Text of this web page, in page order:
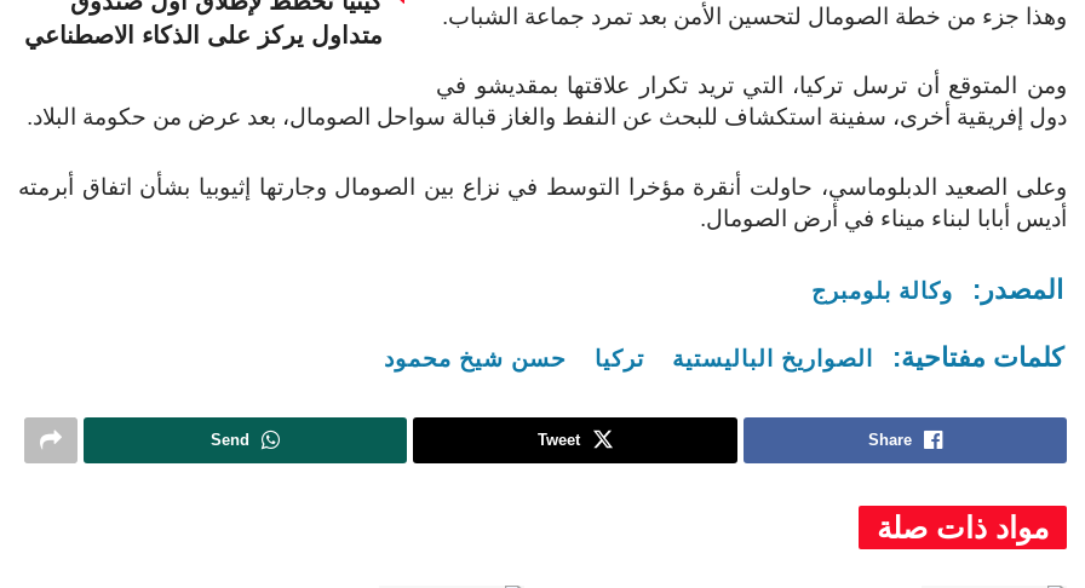
متداول يركز على الذكاء الاصطناعي
وهذا جزء من خطة الصومال لتحسين الأمن بعد تمرد جماعة الشباب.
ومن المتوقع أن ترسل تركيا، التي تريد تكرار علاقتها بمقديشو في
دول إفريقية أخرى، سفينة استكشاف للبحث عن النفط والغاز قبالة سواحل الصومال، بعد عرض من حكومة البلاد.
وعلى الصعيد الدبلوماسي، حاولت أنقرة مؤخرا التوسط في نزاع بين الصومال وجارتها إثيوبيا بشأن اتفاق أبرمته
أديس أبابا لبناء ميناء في أرض الصومال.
المصدر: وكالة بلومبرج
كلمات مفتاحية: الصواريخ الباليستية تركيا حسن شيخ محمود
Share
Tweet
Send
مواد ذات صلة